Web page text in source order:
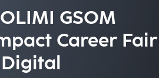
GSOM
Career Fair